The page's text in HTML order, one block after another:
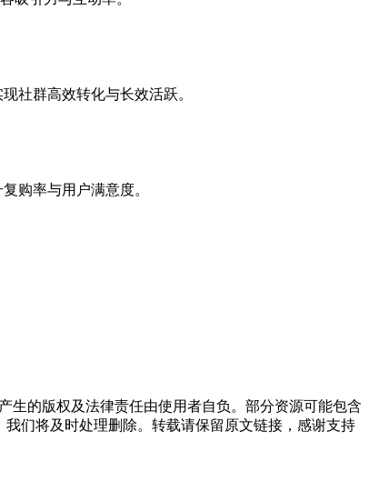
社群高效转化与长效活跃。
购率与用户满意度。
生的版权及法律责任由使用者自负。部分资源可能包含
我们将及时处理删除。转载请保留原文链接，感谢支持